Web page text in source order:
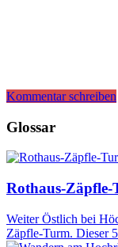
Kommentar schreiben
Glossar
Rothaus-Zäpfle-
Weiter Östlich bei
Zäpfle-Turm. Dieser